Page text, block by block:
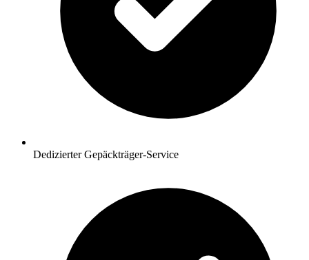
Dedizierter Gepäckträger-Service